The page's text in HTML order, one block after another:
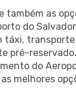
também as
do
táxi,
pré-
do
melhores